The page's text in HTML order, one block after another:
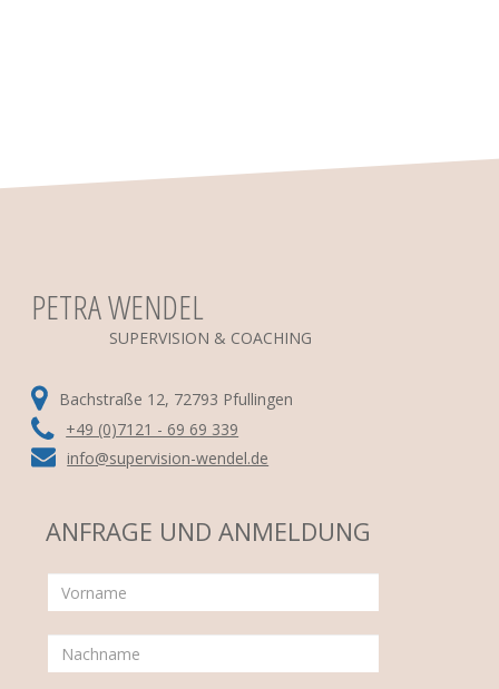
PETRA WENDEL
SUPERVISION & COACHING
Bachstraße 12, 72793 Pfullingen
+49 (0)7121 - 69 69 339
info@supervision-wendel.de
ANFRAGE UND ANMELDUNG